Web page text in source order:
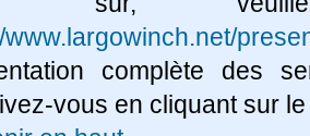
www.largowinch.net/
complète des
vous en cliquant sur